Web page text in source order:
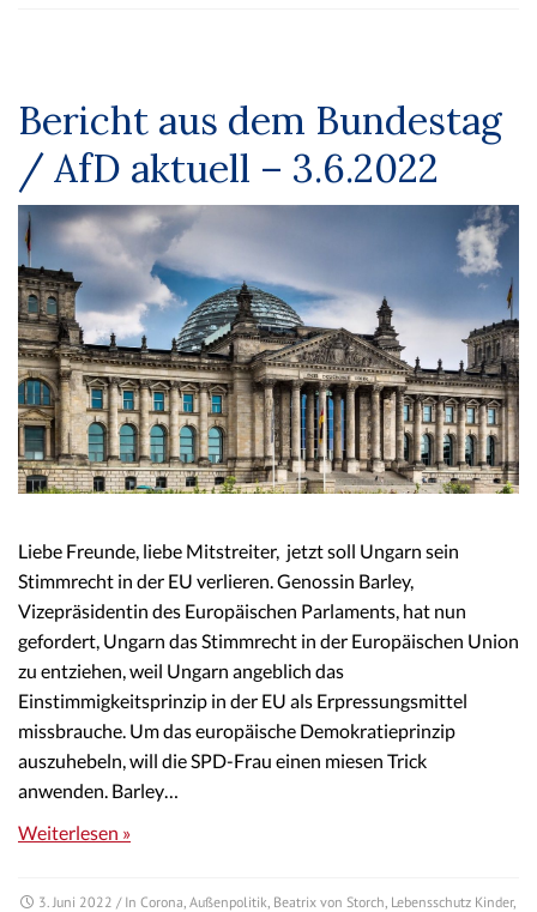
Bericht aus dem Bundestag
/ AfD aktuell – 3.6.2022
Liebe Freunde, liebe Mitstreiter, jetzt soll Ungarn sein
Stimmrecht in der EU verlieren. Genossin Barley,
Vizepräsidentin des Europäischen Parlaments, hat nun
gefordert, Ungarn das Stimmrecht in der Europäischen Union
zu entziehen, weil Ungarn angeblich das
Einstimmigkeitsprinzip in der EU als Erpressungsmittel
missbrauche. Um das europäische Demokratieprinzip
auszuhebeln, will die SPD-Frau einen miesen Trick
anwenden. Barley…
Weiterlesen »
3. Juni 2022 / In Corona Außenpolitik Beatrix von Storch Lebensschutz Kinder,